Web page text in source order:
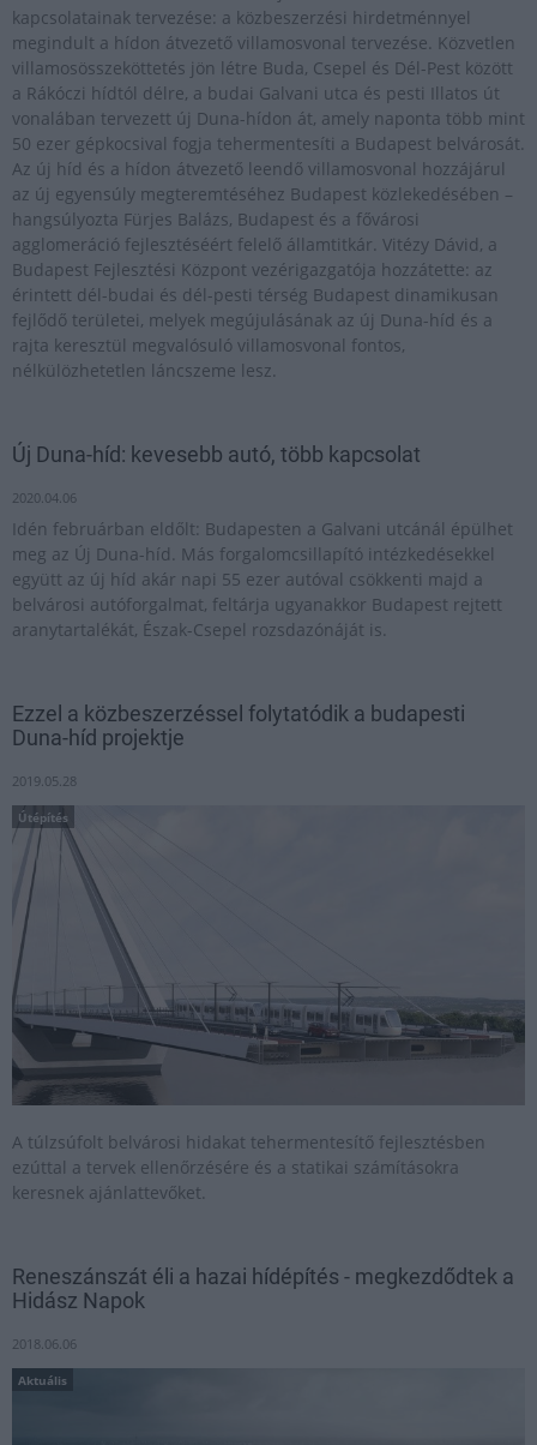
kapcsolatainak tervezése: a közbeszerzési hirdetménnyel
megindult a hídon átvezető villamosvonal tervezése. Közvetlen
villamosösszeköttetés jön létre Buda, Csepel és Dél-Pest között
a Rákóczi hídtól délre, a budai Galvani utca és pesti Illatos út
vonalában tervezett új Duna-hídon át, amely naponta több mint
50 ezer gépkocsival fogja tehermentesíti a Budapest belvárosát.
Az új híd és a hídon átvezető leendő villamosvonal hozzájárul
az új egyensúly megteremtéséhez Budapest közlekedésében –
hangsúlyozta Fürjes Balázs, Budapest és a fővárosi
agglomeráció fejlesztéséért felelő államtitkár. Vitézy Dávid, a
Budapest Fejlesztési Központ vezérigazgatója hozzátette: az
érintett dél-budai és dél-pesti térség Budapest dinamikusan
fejlődő területei, melyek megújulásának az új Duna-híd és a
rajta keresztül megvalósuló villamosvonal fontos,
nélkülözhetetlen láncszeme lesz.
Új Duna-híd: kevesebb autó, több kapcsolat
2020.04.06
Idén februárban eldőlt: Budapesten a Galvani utcánál épülhet
meg az Új Duna-híd. Más forgalomcsillapító intézkedésekkel
együtt az új híd akár napi 55 ezer autóval csökkenti majd a
belvárosi autóforgalmat, feltárja ugyanakkor Budapest rejtett
aranytartalékát, Észak-Csepel rozsdazónáját is.
Ezzel a közbeszerzéssel folytatódik a budapesti
Duna-híd projektje
2019.05.28
Útépítés
A túlzsúfolt belvárosi hidakat tehermentesítő fejlesztésben
ezúttal a tervek ellenőrzésére és a statikai számításokra
keresnek ajánlattevőket.
Reneszánszát éli a hazai hídépítés - megkezdődtek a
Hidász Napok
2018.06.06
Aktuális